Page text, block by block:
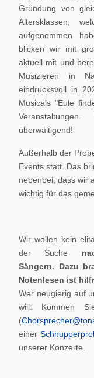
Gründung von
Altersklassen,
aufgenommen
blicken wir mit
aktuell mit und
Musizieren in
eindrucksvoll in
Musicals "Eule
überwältigend!
Außerhalb der
Events statt. Das
nebenbei, dass wir
wichtig für das
Wir wollen kein
der Suche
Sängern. Dazu
Notenlesen ist
Wer neugierig auf
will: Kommen
(
einer
unserer Konzerte.